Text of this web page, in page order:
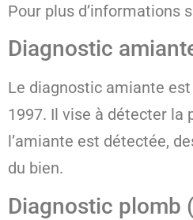
Pour plus d’informations
Diagnostic
Le diagnostic amiante
1997. Il vise à détecter la
l’amiante est détectée,
du bien.
Diagnostic plomb